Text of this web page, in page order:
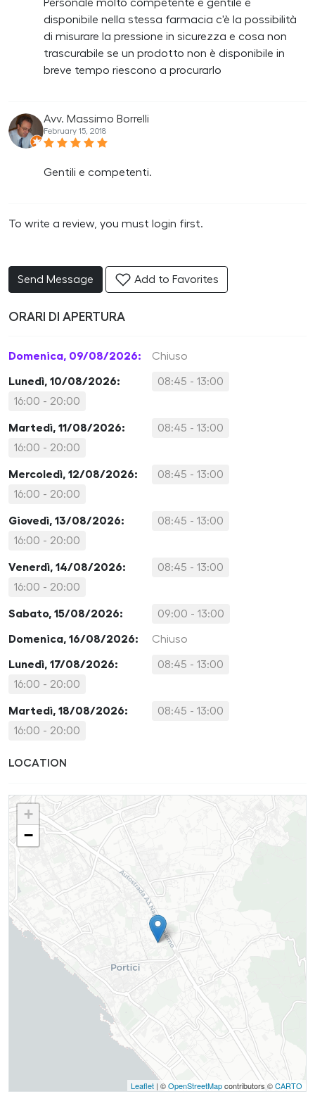
Personale molto competente e gentile e
disponibile nella stessa farmacia c'è la possibilità
di misurare la pressione in sicurezza e cosa non
trascurabile se un prodotto non è disponibile in
breve tempo riescono a procurarlo
Avv. Massimo Borrelli
February 15, 2018
Gentili e competenti.
To write a review, you must login first.
Send Message Add to Favorites
ORARI DI APERTURA
Domenica, 09/08/2026: Chiuso
Lunedì, 10/08/2026:
08:45 - 13:00
16:00 - 20:00
Martedì, 11/08/2026:
08:45 - 13:00
16:00 - 20:00
Mercoledì, 12/08/2026:
08:45 - 13:00
16:00 - 20:00
Giovedì, 13/08/2026:
08:45 - 13:00
16:00 - 20:00
Venerdì, 14/08/2026:
08:45 - 13:00
16:00 - 20:00
Sabato, 15/08/2026: 09:00 - 13:00
Domenica, 16/08/2026: Chiuso
Lunedì, 17/08/2026:
08:45 - 13:00
16:00 - 20:00
Martedì, 18/08/2026:
08:45 - 13:00
16:00 - 20:00
LOCATION
+
−
Leaflet | ©OpenStreetMapcontributors ©CARTO